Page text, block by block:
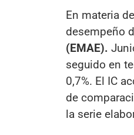
En materia
desempeño
(EMAE).
seguido en
0,7%. El IC
de
la serie